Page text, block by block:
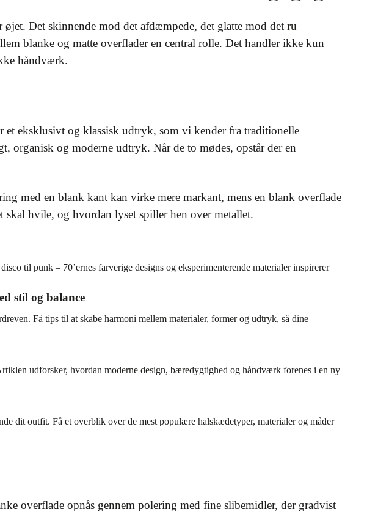
Det skinnende mod det afdæmpede, det glatte mod det ru –
blanke og matte overflader en central rolle. Det handler ikke kun
håndværk.
eksklusivt og klassisk udtryk, som vi kender fra traditionelle
organisk og moderne udtryk. Når de to mødes, opstår der en
med en blank kant kan virke mere markant, mens en blank overflade
hvile, og hvordan lyset spiller hen over metallet.
til punk – 70’ernes farverige designs og eksperimenterende materialer inspirerer
stil og balance
Få tips til at skabe harmoni mellem materialer, former og udtryk, så dine
udforsker, hvordan moderne design, bæredygtighed og håndværk forenes i en ny
dit outfit. Få et overblik over de mest populære halskædetyper, materialer og måder
overflade opnås gennem polering med fine slibemidler, der gradvist